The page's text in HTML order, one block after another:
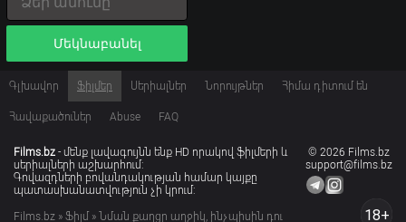
Մեկնաբանել
Գլխավոր Ֆիլմեր Սերիալներ Նորույթներ Հիմա դիտում են
Հավաքածուներ Abuse FAQ
© 2026 Films.bz
support@films.bz
18+
Films.bz - մենք լավագույնն ենք HD որակով ֆիլմերի և
սերիալների աշխարհում:
Գովազդների բովանդակության համար կայքը
պատասխանատվություն չի կրում:
Films.bz » Ֆիլմ» Նման քաղցր աղջիկ, ինչպիսին դու